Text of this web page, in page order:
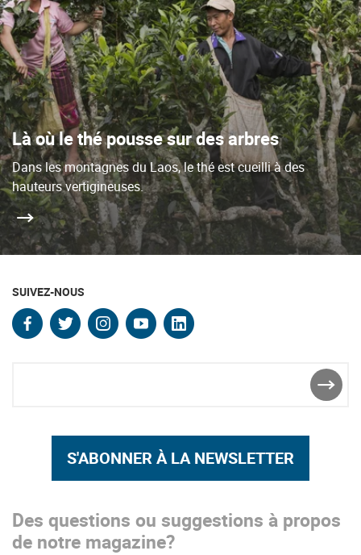
Là où le thé pousse sur des arbres
Dans les montagnes du Laos, le thé est cueilli à des
hauteurs vertigineuses.
SUIVEZ-NOUS
facebook
twitter
instagram
youtube
linkedin
S'ABONNER À LA NEWSLETTER
Des questions ou suggestions à propos
de notre magazine?